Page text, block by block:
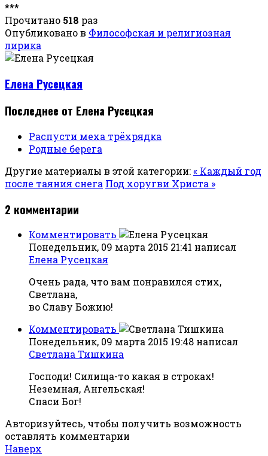
***
Прочитано 518 раз
Опубликовано в Философская и религиозная
лирика
Елена Русецкая
Последнее от Елена Русецкая
Распусти меха трёхрядка
Родные берега
Другие материалы в этой категории:« Каждый год
после таяния снега Под хоругви Христа »
2 комментарии
Комментировать
Понедельник, 09 марта 2015 21:41 написал
Елена Русецкая
Очень рада, что вам понравился стих,
Светлана,
во Славу Божию!
Комментировать
Понедельник, 09 марта 2015 19:48 написал
Светлана Тишкина
Господи! Силища-то какая в строках!
Неземная, Ангельская!
Спаси Бог!
Авторизуйтесь, чтобы получить возможность
оставлять комментарии
Наверх